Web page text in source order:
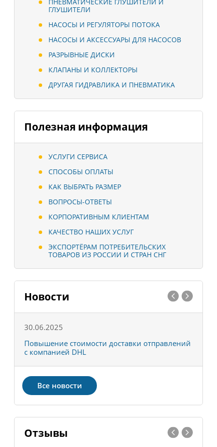
ГЛУШИТЕЛИ
НАСОСЫ И РЕГУЛЯТОРЫ ПОТОКА
НАСОСЫ И АКСЕССУАРЫ ДЛЯ НАСОСОВ
РАЗРЫВНЫЕ ДИСКИ
КЛАПАНЫ И КОЛЛЕКТОРЫ
ДРУГАЯ ГИДРАВЛИКА И ПНЕВМАТИКА
Полезная информация
УСЛУГИ СЕРВИСА
СПОСОБЫ ОПЛАТЫ
КАК ВЫБРАТЬ РАЗМЕР
ВОПРОСЫ-ОТВЕТЫ
КОРПОРАТИВНЫМ КЛИЕНТАМ
КАЧЕСТВО НАШИХ УСЛУГ
ЭКСПОРТЁРАМ ПОТРЕБИТЕЛЬСКИХ
ТОВАРОВ ИЗ РОССИИ И СТРАН СНГ
Новости
30.06.2025
Повышение стоимости доставки отправлений
с компанией DHL
Все новости
Отзывы